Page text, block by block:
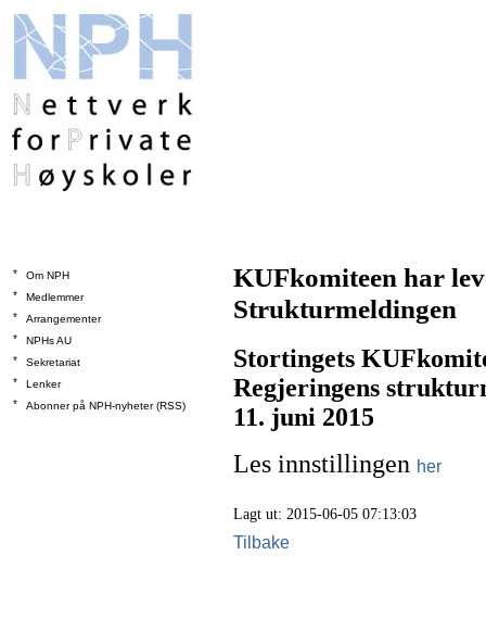
*
Om NPH
*
Medlemmer
*
Arrangementer
*
NPHs AU
*
Sekretariat
*
Lenker
*
Abonner på NPH-nyheter (RSS)
KUFkomiteen har
Strukturmeldingen
Stortingets
Regjeringens
11. juni 2015
Les innstillingen her
Lagt ut: 2015-06-05 07:13:03
Tilbake